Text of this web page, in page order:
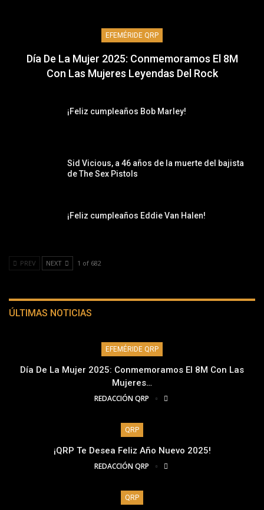
EFEMÉRIDE QRP
Día De La Mujer 2025: Conmemoramos El 8M
Con Las Mujeres Leyendas Del Rock
¡Feliz cumpleaños Bob Marley!
Sid Vicious, a 46 años de la muerte del bajista
de The Sex Pistols
¡Feliz cumpleaños Eddie Van Halen!
PREV NEXT 1 of 682
ÚLTIMAS NOTICIAS
EFEMÉRIDE QRP
Día De La Mujer 2025: Conmemoramos El 8M Con Las
Mujeres…
REDACCIÓN QRP
QRP
¡QRP Te Desea Feliz Año Nuevo 2025!
REDACCIÓN QRP
QRP